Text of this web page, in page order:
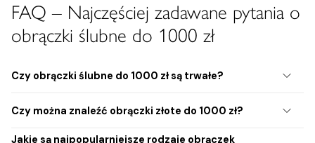
FAQ – Najczęściej zadawane pytania o
obrączki ślubne do 1000 zł
Czy obrączki ślubne do 1000 zł są trwałe?
Tak, wiele modeli wykonanych jest z trwałych materiałów
takich złoto próby 333. Przy odpowiedniej pielęgnacji mogą
Czy można znaleźć obrączki złote do 1000 zł?
Tak, dostępne są złote obrączki ślubne do 1000 zł wykonane z
Jakie są najpopularniejsze rodzaje obrączek